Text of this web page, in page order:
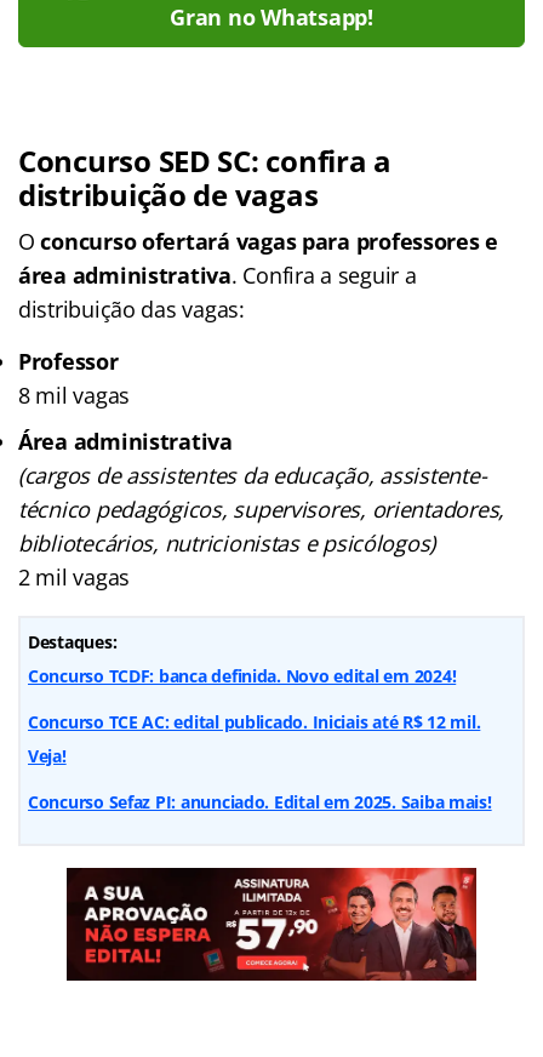
Gran no Whatsapp!
Concurso SED SC: confira a
distribuição de vagas
Oconcurso ofertará vagas para professores e
área administrativa. Confira a seguir a
distribuição das vagas:
Professor
8 mil vagas
Área administrativa
(cargos de assistentes da educação, assistente-
técnico pedagógicos, supervisores, orientadores,
bibliotecários, nutricionistas e psicólogos)
2 mil vagas
Destaques:
Concurso TCDF: banca definida. Novo edital em 2024!
Concurso TCE AC: edital publicado. Iniciais até R$ 12 mil.
Veja!
Concurso Sefaz PI: anunciado. Edital em 2025. Saiba mais!